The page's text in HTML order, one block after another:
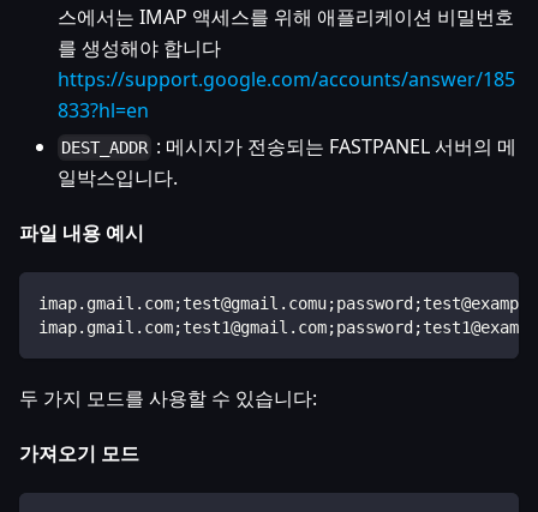
스에서는 IMAP 액세스를 위해 애플리케이션 비밀번호
를 생성해야 합니다
https://support.google.com/accounts/answer/185
833?hl=en
DEST_ADDR : 메시지가 전송되는 FASTPANEL 서버의 메
일박스입니다.
파일 내용 예시
두 가지 모드를 사용할 수 있습니다:
가져오기 모드